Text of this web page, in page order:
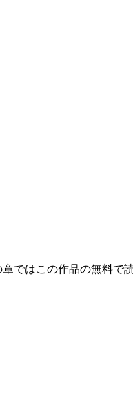
ではこの作品の無料で